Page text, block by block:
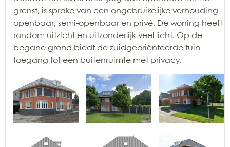
grenst, is sprake van een ongebruikelijke verhouding
openbaar, semi-openbaar en privé. De woning heeft
rondom uitzicht en uitzonderlijk veel licht. Op de
begane grond biedt de zuidgeoriënteerde tuin
toegang tot een buitenruimte met privacy.